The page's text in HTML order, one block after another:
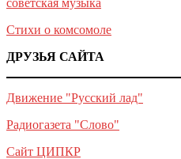
Стихи о комсомоле
ДРУЗЬЯ САЙТА
Движение "Русский лад"
Радиогазета "Слово"
Сайт ЦИПКР